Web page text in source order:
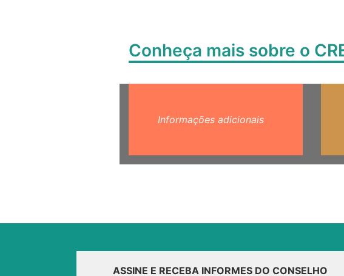
Conheça mais sobre o
Informações adicionais
ASSINE E RECEBA INFORMES DO CONSELHO